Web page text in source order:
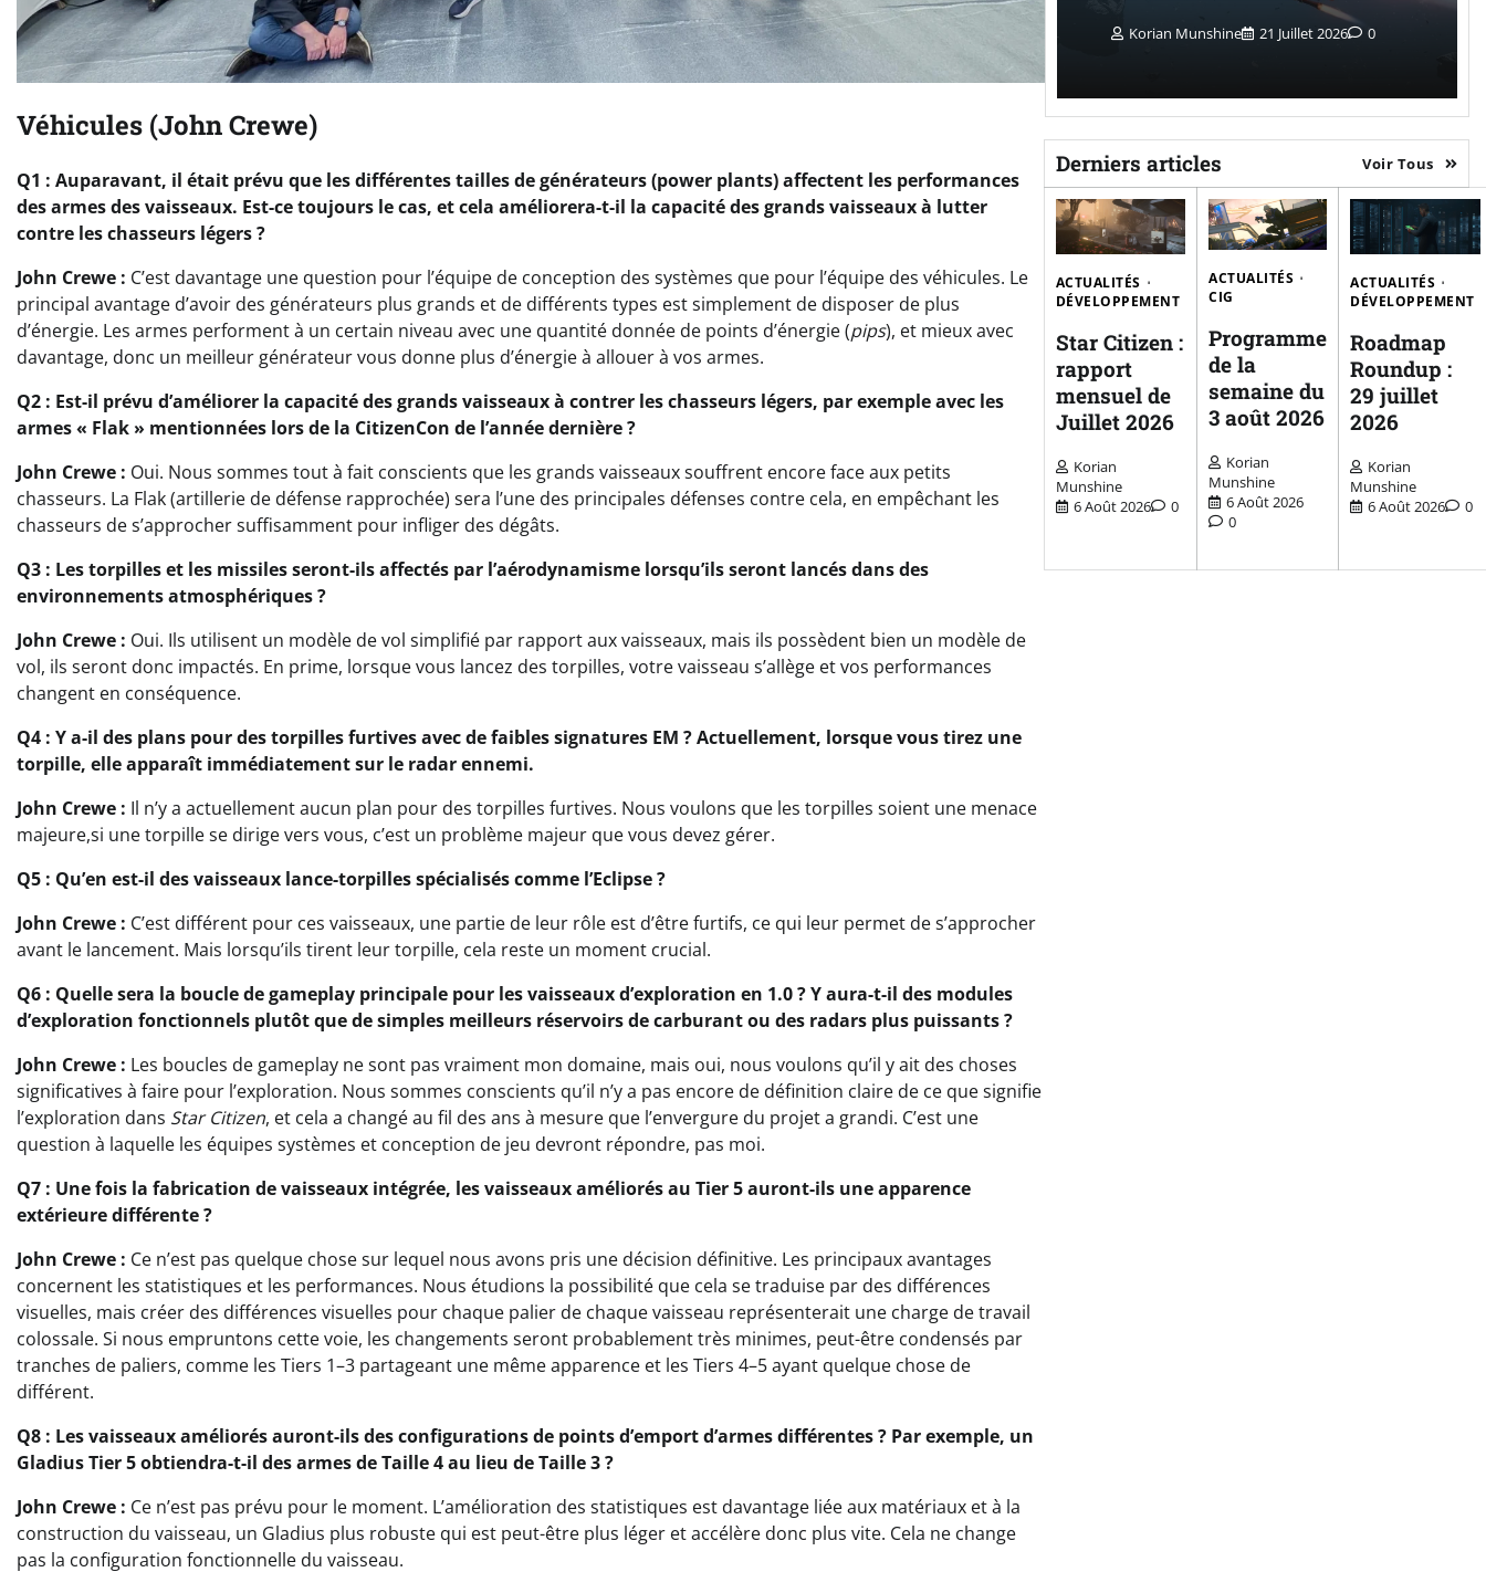
Véhicules (John Crewe)
Q1 : Auparavant, il était prévu que les différentes tailles de générateurs (power plants) affectent les performances
des armes des vaisseaux. Est-ce toujours le cas, et cela améliorera-t-il la capacité des grands vaisseaux à lutter
contre les chasseurs légers ?
John Crewe : C’est davantage une question pour l’équipe de conception des systèmes que pour l’équipe des véhicules. Le
principal avantage d’avoir des générateurs plus grands et de différents types est simplement de disposer de plus
d’énergie. Les armes performent à un certain niveau avec une quantité donnée de points d’énergie (pips), et mieux avec
davantage, donc un meilleur générateur vous donne plus d’énergie à allouer à vos armes.
Q2 : Est-il prévu d’améliorer la capacité des grands vaisseaux à contrer les chasseurs légers, par exemple avec les
armes « Flak » mentionnées lors de la CitizenCon de l’année dernière ?
John Crewe : Oui. Nous sommes tout à fait conscients que les grands vaisseaux souffrent encore face aux petits
chasseurs. La Flak (artillerie de défense rapprochée) sera l’une des principales défenses contre cela, en empêchant les
chasseurs de s’approcher suffisamment pour infliger des dégâts.
Q3 : Les torpilles et les missiles seront-ils affectés par l’aérodynamisme lorsqu’ils seront lancés dans des
environnements atmosphériques ?
John Crewe : Oui. Ils utilisent un modèle de vol simplifié par rapport aux vaisseaux, mais ils possèdent bien un modèle de
vol, ils seront donc impactés. En prime, lorsque vous lancez des torpilles, votre vaisseau s’allège et vos performances
changent en conséquence.
Q4 : Y a-il des plans pour des torpilles furtives avec de faibles signatures EM ? Actuellement, lorsque vous tirez une
torpille, elle apparaît immédiatement sur le radar ennemi.
John Crewe : Il n’y a actuellement aucun plan pour des torpilles furtives. Nous voulons que les torpilles soient une menace
majeure,si une torpille se dirige vers vous, c’est un problème majeur que vous devez gérer.
Q5 : Qu’en est-il des vaisseaux lance-torpilles spécialisés comme l’Eclipse ?
John Crewe : C’est différent pour ces vaisseaux, une partie de leur rôle est d’être furtifs, ce qui leur permet de s’approcher
avant le lancement. Mais lorsqu’ils tirent leur torpille, cela reste un moment crucial.
Q6 : Quelle sera la boucle de gameplay principale pour les vaisseaux d’exploration en 1.0 ? Y aura-t-il des modules
d’exploration fonctionnels plutôt que de simples meilleurs réservoirs de carburant ou des radars plus puissants ?
John Crewe : Les boucles de gameplay ne sont pas vraiment mon domaine, mais oui, nous voulons qu’il y ait des choses
significatives à faire pour l’exploration. Nous sommes conscients qu’il n’y a pas encore de définition claire de ce que signifie
l’exploration dans Star Citizen, et cela a changé au fil des ans à mesure que l’envergure du projet a grandi. C’est une
question à laquelle les équipes systèmes et conception de jeu devront répondre, pas moi.
Q7 : Une fois la fabrication de vaisseaux intégrée, les vaisseaux améliorés au Tier 5 auront-ils une apparence
extérieure différente ?
John Crewe : Ce n’est pas quelque chose sur lequel nous avons pris une décision définitive. Les principaux avantages
concernent les statistiques et les performances. Nous étudions la possibilité que cela se traduise par des différences
visuelles, mais créer des différences visuelles pour chaque palier de chaque vaisseau représenterait une charge de travail
colossale. Si nous empruntons cette voie, les changements seront probablement très minimes, peut-être condensés par
tranches de paliers, comme les Tiers 1–3 partageant une même apparence et les Tiers 4–5 ayant quelque chose de
différent.
Q8 : Les vaisseaux améliorés auront-ils des configurations de points d’emport d’armes différentes ? Par exemple, un
Gladius Tier 5 obtiendra-t-il des armes de Taille 4 au lieu de Taille 3 ?
John Crewe : Ce n’est pas prévu pour le moment. L’amélioration des statistiques est davantage liée aux matériaux et à la
construction du vaisseau, un Gladius plus robuste qui est peut-être plus léger et accélère donc plus vite. Cela ne change
pas la configuration fonctionnelle du vaisseau.
Korian Munshine Korian Munshine 21 Juillet 2026 0
Derniers articles Voir Tous
ACTUALITÉS
DÉVELOPPEMENT
Star Citizen :
rapport
mensuel de
Juillet 2026
Korian
Munshine
6 Août 2026
0
ACTUALITÉS
CIG
Programme
de la
semaine du
3 août 2026
Korian
Munshine
6 Août 2026
0
ACTUALITÉS
DÉVELOPPEMENT
Roadmap
Roundup :
29 juillet
2026
Korian
Munshine
6 Août 2026
0